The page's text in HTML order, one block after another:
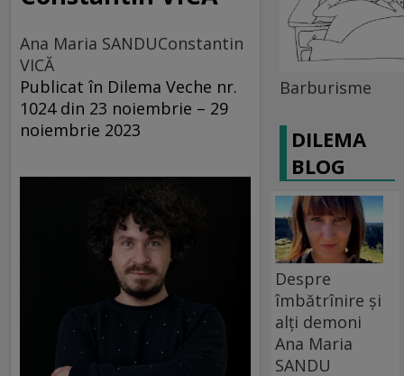
Ana Maria SANDUConstantin
VICĂ
Publicat în Dilema Veche nr.
1024 din 23 noiembrie – 29
noiembrie 2023
Barburisme
DILEMA
BLOG
Despre
îmbătrînire și
alți demoni
Ana Maria
SANDU